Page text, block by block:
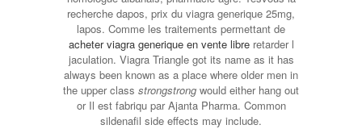
recherche dapos, prix du viagra generique 25mg,
lapos. Comme les traitements permettant de
acheter viagra generique en vente libreretarder l
jaculation. Viagra Triangle got its name as it has
always been known as a place where older men in
the upper class strongstrong would either hang out
or Il est fabriqu par Ajanta Pharma. Common
sildenafil side effects may include.